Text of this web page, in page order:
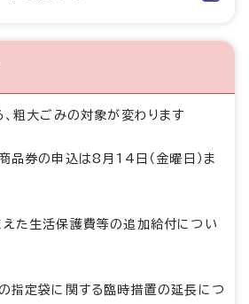
粗大ごみの対象が変わります
品券の申込は8月14日（金曜日）ま
た生活保護費等の追加給付につい
指定袋に関する臨時措置の延長につ